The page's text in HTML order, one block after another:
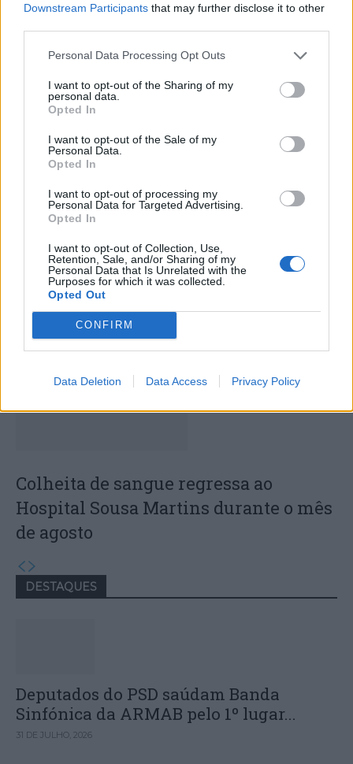
Downstream Participants that may further disclose it to other
Personal Data Processing Opt Outs
I want to opt-out of the Sharing of my
personal data.
Opted In
I want to opt-out of the Sale of my
Personal Data.
Opted In
I want to opt-out of processing my
Personal Data for Targeted Advertising.
Opted In
I want to opt-out of Collection, Use,
Retention, Sale, and/or Sharing of my
Personal Data that Is Unrelated with the
Purposes for which it was collected.
Opted Out
CONFIRM
Data Deletion Data Access Privacy Policy
Deputados do PSD saúdam Banda
Sinfónica da ARMAB pelo 1º lugar no
certame internacional de Valência
Capacita Jovem de Poiares aproxima
jovens ao mundo do trabalho
Colheita de sangue regressa ao
Hospital Sousa Martins durante o mês
de agosto
DESTAQUES
Deputados do PSD saúdam Banda
Sinfónica da ARMAB pelo 1º lugar...
31 DE JULHO, 2026